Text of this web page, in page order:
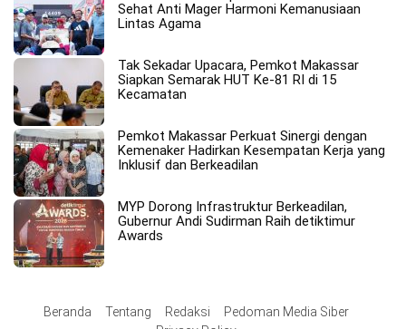
Sehat Anti Mager Harmoni Kemanusiaan
Lintas Agama
Tak Sekadar Upacara, Pemkot Makassar
Siapkan Semarak HUT Ke-81 RI di 15
Kecamatan
Pemkot Makassar Perkuat Sinergi dengan
Kemenaker Hadirkan Kesempatan Kerja yang
Inklusif dan Berkeadilan
MYP Dorong Infrastruktur Berkeadilan,
Gubernur Andi Sudirman Raih detiktimur
Awards
Beranda Tentang Redaksi
Pedoman Media Siber